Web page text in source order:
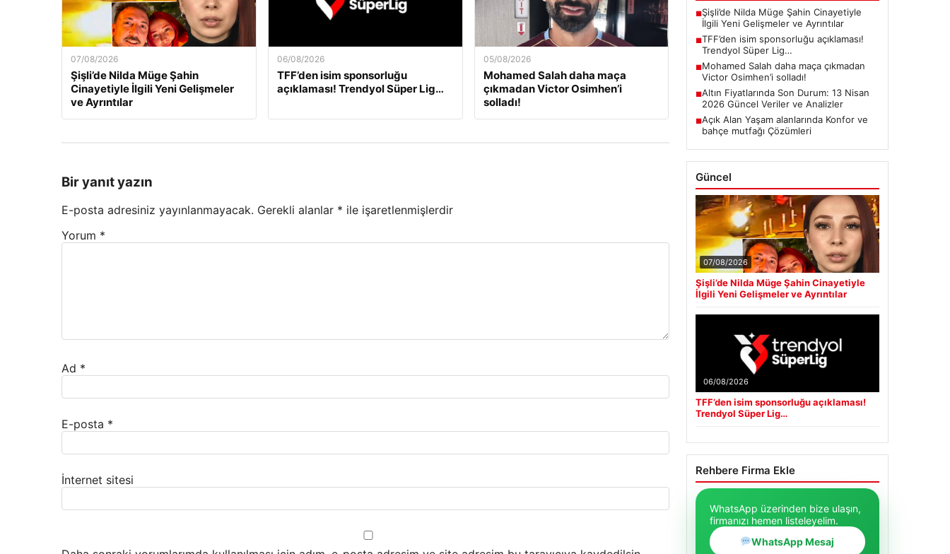
07/08/2026
Şişli’de Nilda Müge Şahin
Cinayetiyle İlgili Yeni Gelişmeler
ve Ayrıntılar
06/08/2026
TFF’den isim sponsorluğu
açıklaması! Trendyol Süper Lig…
05/08/2026
Mohamed Salah daha maça
çıkmadan Victor Osimhen’i
solladı!
Bir yanıt yazın
E-posta adresiniz yayınlanmayacak. Gerekli alanlar * ile işaretlenmişlerdir
Yorum *
Ad *
E-posta *
İnternet sitesi
■Şişli’de Nilda Müge Şahin Cinayetiyle
İlgili Yeni Gelişmeler ve Ayrıntılar
■TFF’den isim sponsorluğu açıklaması!
Trendyol Süper Lig…
■Mohamed Salah daha maça çıkmadan
Victor Osimhen’i solladı!
■Altın Fiyatlarında Son Durum: 13 Nisan
2026 Güncel Veriler ve Analizler
■Açık Alan Yaşam alanlarında Konfor ve
bahçe mutfağı Çözümleri
Güncel
07/08/2026
Şişli’de Nilda Müge Şahin Cinayetiyle
İlgili Yeni Gelişmeler ve Ayrıntılar
06/08/2026
TFF’den isim sponsorluğu açıklaması!
Trendyol Süper Lig…
Rehbere Firma Ekle
WhatsApp üzerinden bize ulaşın,
firmanızı hemen listeleyelim.
WhatsApp Mesaj